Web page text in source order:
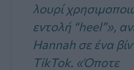
λουρί
εντολή “heel”»,
Hannah σε ένα
TikTok. «Όποτε